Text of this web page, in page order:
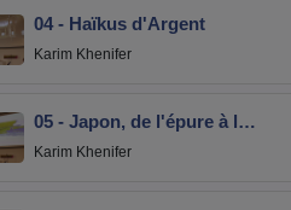
04 - Haïkus d'Argent
Karim Khenifer
05 - Japon, de l'épure à l…
Karim Khenifer